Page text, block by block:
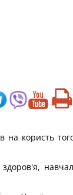
користь